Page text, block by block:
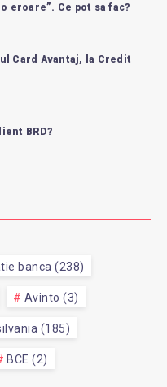
eroare”. Ce pot sa fac?
Card Avantaj, la Credit
BRD?
banca (238)
Avinto (3)
(185)
BCE (2)